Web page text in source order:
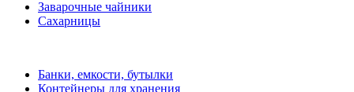
Заварочные чайники
Сахарницы
Банки, емкости, бутылки
Контейнеры для хранения